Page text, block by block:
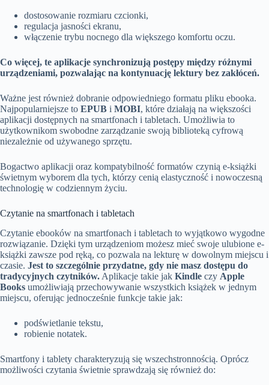
dostosowanie rozmiaru czcionki,
regulacja jasności ekranu,
włączenie trybu nocnego dla większego komfortu oczu.
Co więcej, te aplikacje synchronizują postępy między różnymi
urządzeniami, pozwalając na kontynuację lektury bez zakłóceń.
Ważne jest również dobranie odpowiedniego formatu pliku ebooka.
Najpopularniejsze to EPUB i MOBI, które działają na większości
aplikacji dostępnych na smartfonach i tabletach. Umożliwia to
użytkownikom swobodne zarządzanie swoją biblioteką cyfrową
niezależnie od używanego sprzętu.
Bogactwo aplikacji oraz kompatybilność formatów czynią e-książki
świetnym wyborem dla tych, którzy cenią elastyczność i nowoczesną
technologię w codziennym życiu.
Czytanie na smartfonach i tabletach
Czytanie ebooków na smartfonach i tabletach to wyjątkowo wygodne
rozwiązanie. Dzięki tym urządzeniom możesz mieć swoje ulubione e-
książki zawsze pod ręką, co pozwala na lekturę w dowolnym miejscu i
czasie. Jest to szczególnie przydatne, gdy nie masz dostępu do
tradycyjnych czytników. Aplikacje takie jak Kindle czy Apple
Books umożliwiają przechowywanie wszystkich książek w jednym
miejscu, oferując jednocześnie funkcje takie jak:
podświetlanie tekstu,
robienie notatek.
Smartfony i tablety charakteryzują się wszechstronnością. Oprócz
możliwości czytania świetnie sprawdzają się również do: